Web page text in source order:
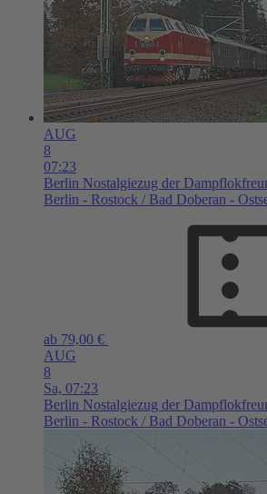
AUG
8
07:23
Berlin Nostalgiezug der
Berlin - Rostock / Bad Doberan -
ab 79,00 €
AUG
8
Sa, 07:23
Berlin Nostalgiezug der
Berlin - Rostock / Bad Doberan -